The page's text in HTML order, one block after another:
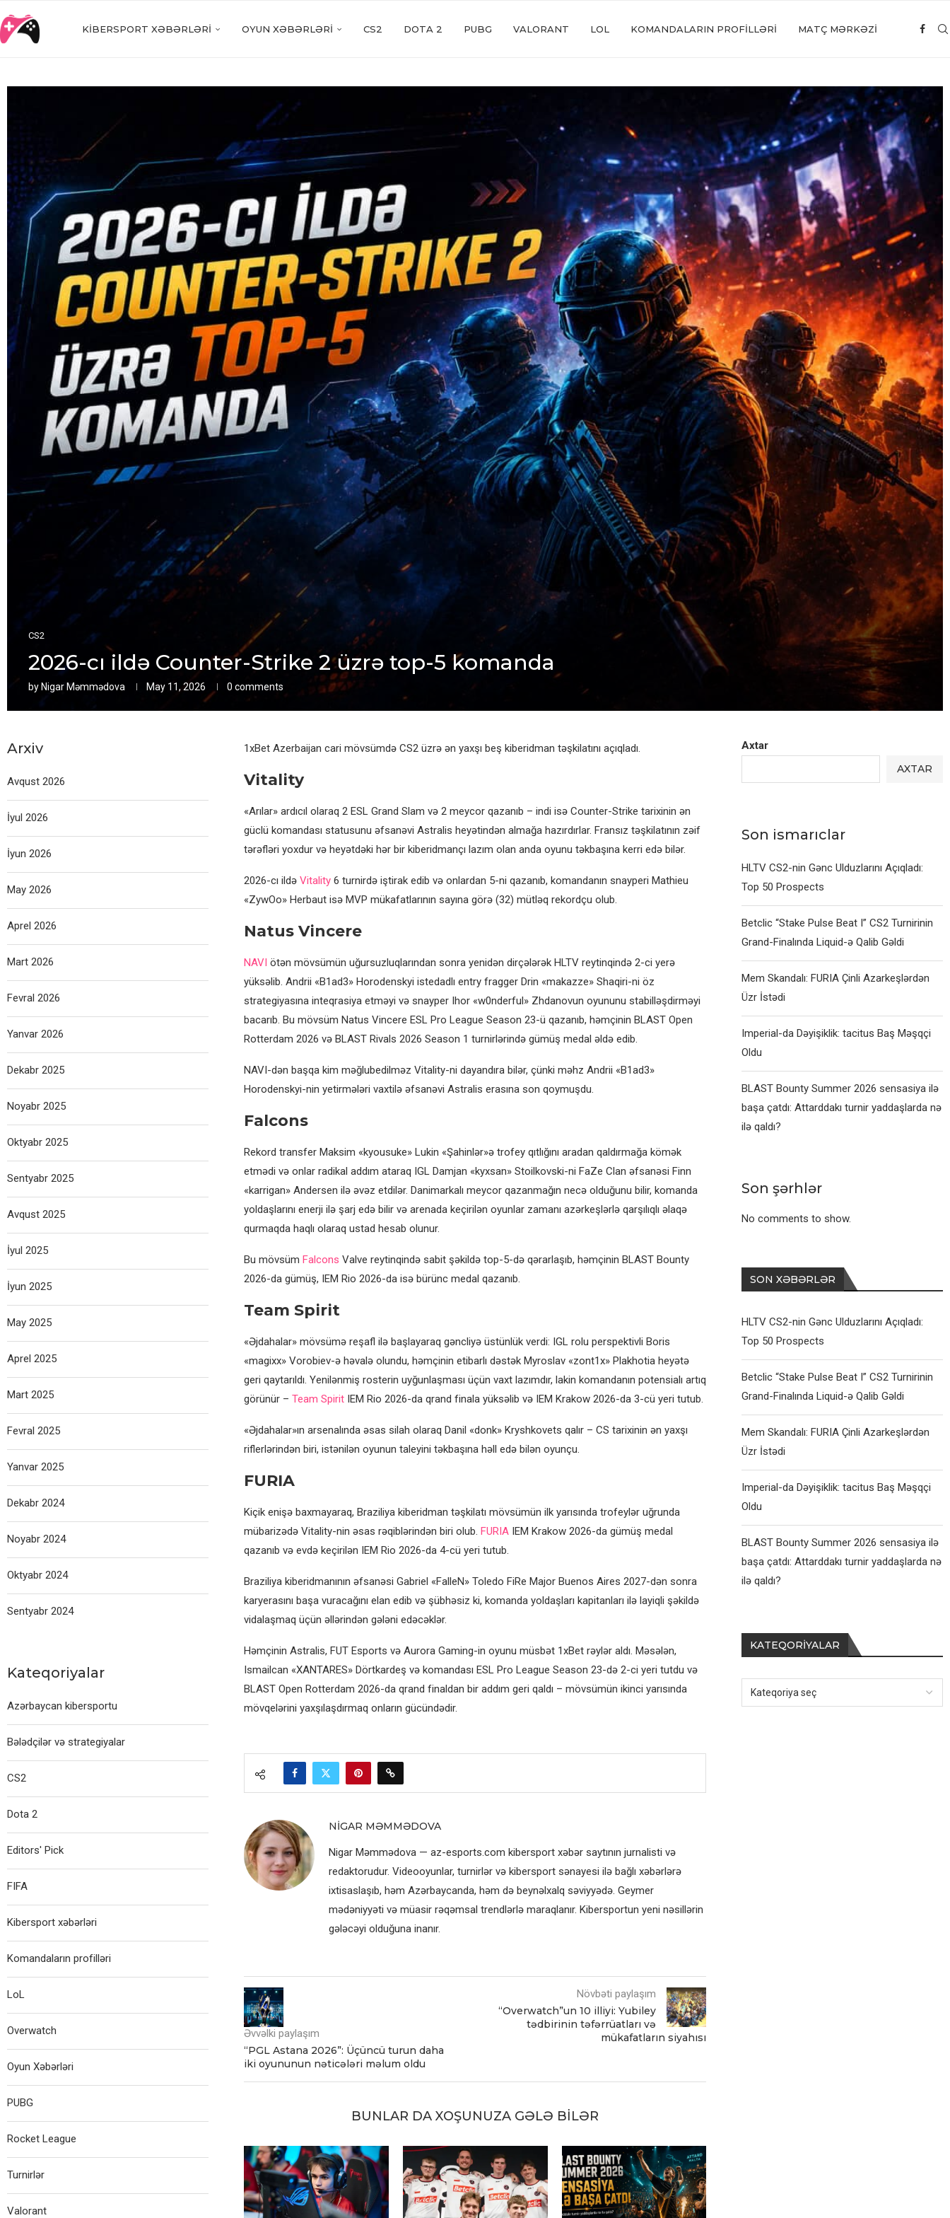
KIBERSPORT XƏBƏRLƏRI OYUN XƏBƏRLƏRI CS2 DOTA 2 PUBG VALORANT LOL KOMANDALARIN PROFILLƏRI MATÇ MƏRKƏZİ
CS2
2026-cı ildə Counter-Strike 2 üzrə top-5 komanda
by Nigar Məmmədova May 11, 2026 0 comments
1xBet Azerbaijan cari mövsümdə CS2 üzrə ən yaxşı beş kiberidman təşkilatını açıqladı.
Vitality
«Arılar» ardıcıl olaraq 2 ESL Grand Slam və 2 meycor qazanıb – indi isə Counter-Strike tarixinin ən
güclü komandası statusunu əfsanəvi Astralis heyətindən almağa hazırdırlar. Fransız təşkilatının zəif
tərəfləri yoxdur və heyətdəki hər bir kiberidmançı lazım olan anda oyunu təkbaşına kerri edə bilər.
2026-cı ildə Vitality6 turnirdə iştirak edib və onlardan 5-ni qazanıb, komandanın snayperi Mathieu
«ZywOo» Herbaut isə MVP mükafatlarının sayına görə (32) mütləq rekordçu olub.
Natus Vincere
NAVI ötən mövsümün uğursuzluqlarından sonra yenidən dirçələrək HLTV reytinqində 2-ci yerə
yüksəlib. Andrii «B1ad3» Horodenskyi istedadlı entry fragger Drin «makazze» Shaqiri-ni öz
strategiyasına inteqrasiya etməyi və snayper Ihor «w0nderful» Zhdanovun oyununu stabilləşdirməyi
bacarıb. Bu mövsüm Natus Vincere ESL Pro League Season 23-ü qazanıb, həmçinin BLAST Open
Rotterdam 2026 və BLAST Rivals 2026 Season 1 turnirlərində gümüş medal əldə edib.
NAVI-dən başqa kim məğlubedilməz Vitality-ni dayandıra bilər, çünki məhz Andrii «B1ad3»
Horodenskyi-nin yetirmələri vaxtilə əfsanəvi Astralis erasına son qoymuşdu.
Falcons
Rekord transfer Maksim «kyousuke» Lukin «Şahinlər»ə trofey qıtlığını aradan qaldırmağa kömək
etmədi və onlar radikal addım ataraq IGL Damjan «kyxsan» Stoilkovski-ni FaZe Clan əfsanəsi Finn
«karrigan» Andersen ilə əvəz etdilər. Danimarkalı meycor qazanmağın necə olduğunu bilir, komanda
yoldaşlarını enerji ilə şarj edə bilir və arenada keçirilən oyunlar zamanı azərkeşlərlə qarşılıqlı əlaqə
qurmaqda haqlı olaraq ustad hesab olunur.
Bu mövsüm Falcons Valve reytinqində sabit şəkildə top-5-də qərarlaşıb, həmçinin BLAST Bounty
2026-da gümüş, IEM Rio 2026-da isə bürünc medal qazanıb.
Team Spirit
«Əjdahalar» mövsümə reşafl ilə başlayaraq gəncliyə üstünlük verdi: IGL rolu perspektivli Boris
«magixx» Vorobiev-ə həvalə olundu, həmçinin etibarlı dəstək Myroslav «zont1x» Plakhotia heyətə
geri qaytarıldı. Yenilənmiş rosterin uyğunlaşması üçün vaxt lazımdır, lakin komandanın potensialı artıq
görünür – Team SpiritIEM Rio 2026-da qrand finala yüksəlib və IEM Krakow 2026-da 3-cü yeri tutub.
«Əjdahalar»ın arsenalında əsas silah olaraq Danil «donk» Kryshkovets qalır – CS tarixinin ən yaxşı
riflerlərindən biri, istənilən oyunun taleyini təkbaşına həll edə bilən oyunçu.
FURIA
Kiçik enişə baxmayaraq, Braziliya kiberidman təşkilatı mövsümün ilk yarısında trofeylər uğrunda
mübarizədə Vitality-nin əsas rəqiblərindən biri olub. FURIAIEM Krakow 2026-da gümüş medal
qazanıb və evdə keçirilən IEM Rio 2026-da 4-cü yeri tutub.
Braziliya kiberidmanının əfsanəsi Gabriel «FalleN» Toledo FiRe Major Buenos Aires 2027-dən sonra
karyerasını başa vuracağını elan edib və şübhəsiz ki, komanda yoldaşları kapitanları ilə layiqli şəkildə
vidalaşmaq üçün əllərindən gələni edəcəklər.
Həmçinin Astralis, FUT Esports və Aurora Gaming-in oyunu müsbət 1xBet rəylər aldı. Məsələn,
Ismailcan «XANTARES» Dörtkardeş və komandası ESL Pro League Season 23-də 2-ci yeri tutdu və
BLAST Open Rotterdam 2026-da qrand finaldan bir addım geri qaldı – mövsümün ikinci yarısında
mövqelərini yaxşılaşdırmaq onların gücündədir.
NIGAR MƏMMƏDOVA
Nigar Məmmədova — az-esports.com kibersport xəbər saytının jurnalisti və
redaktorudur. Videooyunlar, turnirlər və kibersport sənayesi ilə bağlı xəbərlərə
ixtisaslaşıb, həm Azərbaycanda, həm də beynəlxalq səviyyədə. Geymer
mədəniyyəti və müasir rəqəmsal trendlərlə maraqlanır. Kibersportun yeni nəsillərin
gələcəyi olduğuna inanır.
Əvvəlki paylaşım
“PGL Astana 2026”: Üçüncü turun daha
iki oyununun nəticələri məlum oldu
Növbəti paylaşım
“Overwatch”un 10 illiyi: Yubiley
tədbirinin təfərrüatları və
mükafatların siyahısı
BUNLAR DA XOŞUNUZA GƏLƏ BILƏR
Axtar
AXTAR
Son ismarıclar
HLTV CS2-nin Gənc Ulduzlarını Açıqladı:
Top 50 Prospects
Betclic “Stake Pulse Beat I” CS2 Turnirinin
Grand-Finalında Liquid-ə Qalib Gəldi
Mem Skandalı: FURIA Çinli Azarkeşlərdən
Üzr İstədi
Imperial-da Dəyişiklik: tacitus Baş Məşqçi
Oldu
BLAST Bounty Summer 2026 sensasiya ilə
başa çatdı: Attarddakı turnir yaddaşlarda nə
ilə qaldı?
Son şərhlər
No comments to show.
SON XƏBƏRLƏR
HLTV CS2-nin Gənc Ulduzlarını Açıqladı:
Top 50 Prospects
Betclic “Stake Pulse Beat I” CS2 Turnirinin
Grand-Finalında Liquid-ə Qalib Gəldi
Mem Skandalı: FURIA Çinli Azarkeşlərdən
Üzr İstədi
Imperial-da Dəyişiklik: tacitus Baş Məşqçi
Oldu
BLAST Bounty Summer 2026 sensasiya ilə
başa çatdı: Attarddakı turnir yaddaşlarda nə
ilə qaldı?
KATEQORIYALAR
Arxiv
Avqust 2026
İyul 2026
İyun 2026
May 2026
Aprel 2026
Mart 2026
Fevral 2026
Yanvar 2026
Dekabr 2025
Noyabr 2025
Oktyabr 2025
Sentyabr 2025
Avqust 2025
İyul 2025
İyun 2025
May 2025
Aprel 2025
Mart 2025
Fevral 2025
Yanvar 2025
Dekabr 2024
Noyabr 2024
Oktyabr 2024
Sentyabr 2024
Kateqoriyalar
Azərbaycan kibersportu
Bələdçilər və strategiyalar
CS2
Dota 2
Editors' Pick
FIFA
Kibersport xəbərləri
Komandaların profilləri
LoL
Overwatch
Oyun Xəbərləri
PUBG
Rocket League
Turnirlər
Valorant